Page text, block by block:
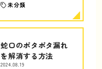
未分類
蛇口のポタポタ漏れ
を解消する方法
2024.08.19